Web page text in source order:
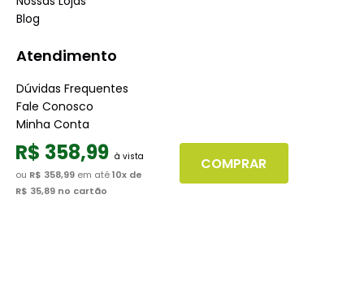
R$ 358,99
ou R$ 358,99 em até10x de
R$ 35,89 no cartão
COMPRAR
Blog
Atendimento
Dúvidas Frequentes
Fale Conosco
Minha Conta
Trabalhe conosco
Seja nosso fornecedor
Dúvidas